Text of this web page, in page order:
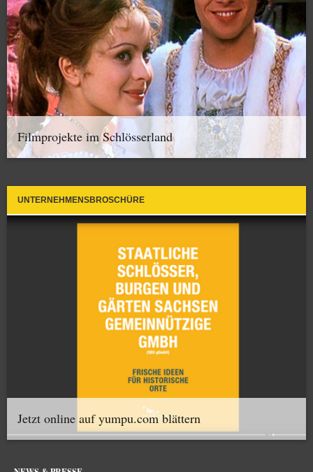
Filmprojekte im Schlösserland
UNTERNEHMENSBROSCHÜRE
Jetzt online auf yumpu.com blättern